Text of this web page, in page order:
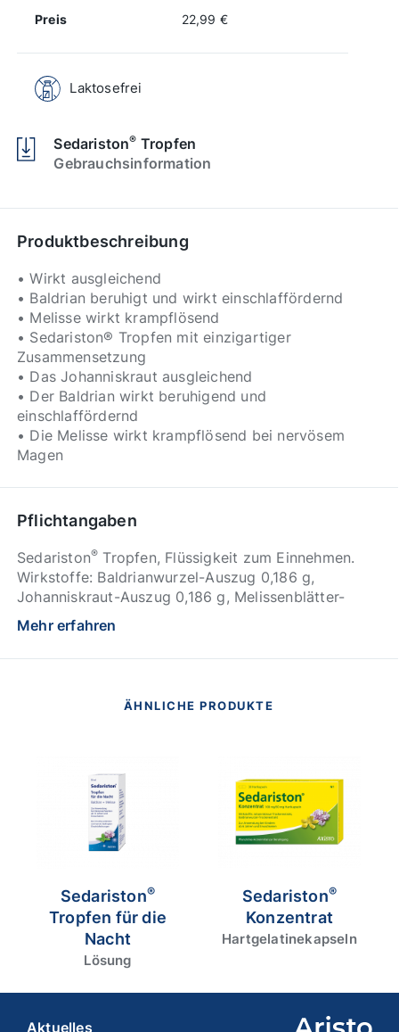
Preis 22,99 €
Laktosefrei
Sedariston® Tropfen
Gebrauchsinformation
Produktbeschreibung
• Wirkt ausgleichend
• Baldrian beruhigt und wirkt einschlaffördernd
• Melisse wirkt krampflösend
• Sedariston® Tropfen mit einzigartiger
Zusammensetzung
• Das Johanniskraut ausgleichend
• Der Baldrian wirkt beruhigend und
einschlaffördernd
• Die Melisse wirkt krampflösend bei nervösem
Magen
Pflichtangaben
Sedariston® Tropfen, Flüssigkeit zum Einnehmen.
Wirkstoffe: Baldrianwurzel-Auszug 0,186 g,
Johanniskraut-Auszug 0,186 g, Melissenblätter-
Auszug 0,188 g pro 1 ml. Bei Erwachs.: Traditionelles
pflanzliches Arzneimittel zur Besserung des
Befindens bei nervlicher Belastung, zur
traditionelles Arzneimittel, das ausschließlich auf
Grund langjähriger Anwendung für die
ml (41-47 % w/w). Packungsbeilage beachten. Zu
Risiken und Nebenwirkungen lesen Sie die
Packungsbeilage und fragen Sie Ihre Ärztin, Ihren
Arzt oder in Ihrer Apotheke. (Stand September
2024). Aristo Pharma GmbH, Wallenroder Straße 8-
Mehr erfahren
ÄHNLICHE PRODUKTE
Sedariston®
Tropfen für die
Nacht
Lösung
Sedariston®
Konzentrat
Hartgelatinekapseln
Aktuelles